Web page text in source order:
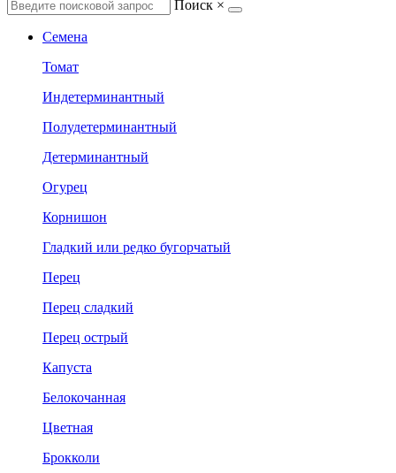
Поиск ×
Семена
Томат
Индетерминантный
Полудетерминантный
Детерминантный
Огурец
Корнишон
Гладкий или редко бугорчатый
Перец
Перец сладкий
Перец острый
Капуста
Белокочанная
Цветная
Брокколи